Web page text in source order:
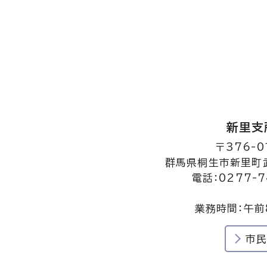
新里支
〒376-
群馬県桐生市新里
電話：0277-
業務時間：午
市